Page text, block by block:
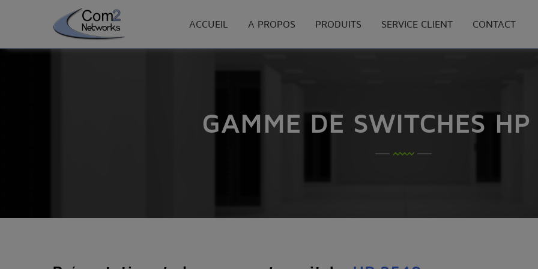
ACCUEIL A PROPOS PRODUITS SERVICE CLIENT CONTACT
GAMME DE SWITCHES